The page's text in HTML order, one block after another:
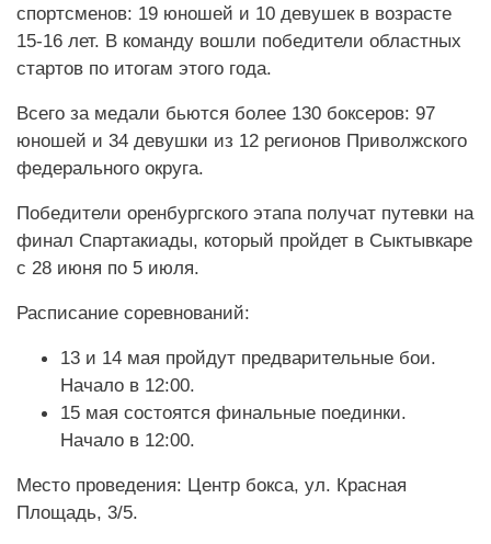
спортсменов: 19 юношей и 10 девушек в возрасте
15-16 лет. В команду вошли победители областных
стартов по итогам этого года.
Всего за медали бьются более 130 боксеров: 97
юношей и 34 девушки из 12 регионов Приволжского
федерального округа.
Победители оренбургского этапа получат путевки на
финал Спартакиады, который пройдет в Сыктывкаре
с 28 июня по 5 июля.
Расписание соревнований:
13 и 14 мая пройдут предварительные бои.
Начало в 12:00.
15 мая состоятся финальные поединки.
Начало в 12:00.
Место проведения: Центр бокса, ул. Красная
Площадь, 3/5.